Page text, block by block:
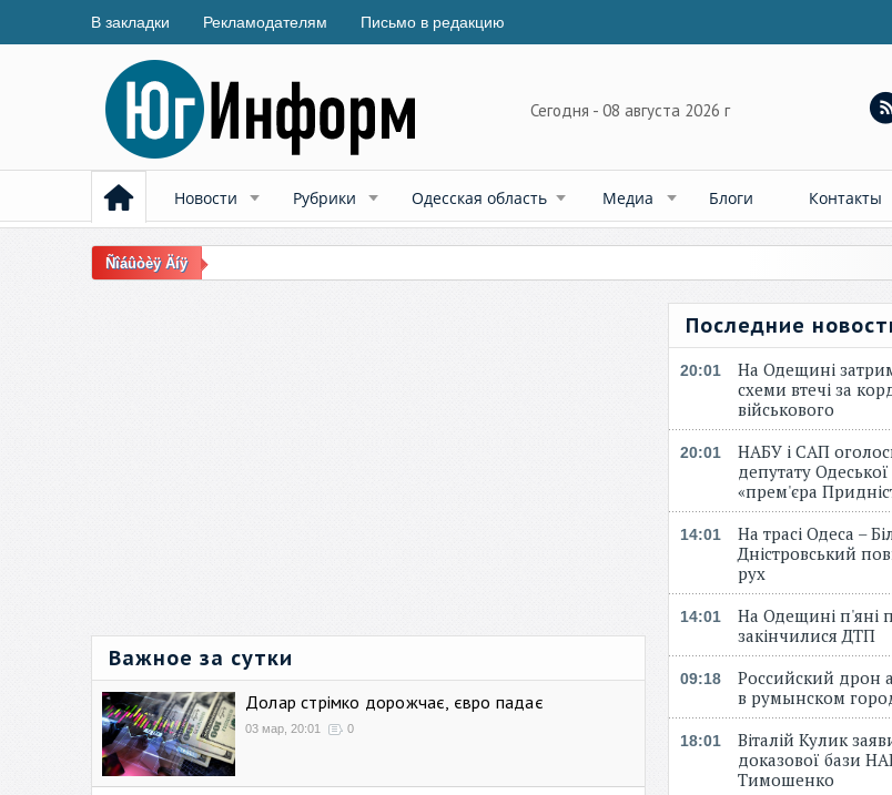
В закладки Рекламодателям Письмо в редакцию
Сегодня - 08 августа 2026 г
Новости Рубрики Одесская область Медиа Блоги Контакты
Ñîáûòèÿ Äíÿ
Важное за сутки
Долар стрімко дорожчає, євро падає
03 мар, 20:01 0
Последние
20:01
На Одещині
схеми втечі за
військового
20:01
НАБУ і САП
депутату
«прем'єра
14:01
На трасі Одеса –
Дністровський
рух
14:01
На Одещині п'яні
закінчилися ДТП
09:18
Российский дрон
в румынском
18:01
Віталій Кулик
доказової бази
Тимошенко